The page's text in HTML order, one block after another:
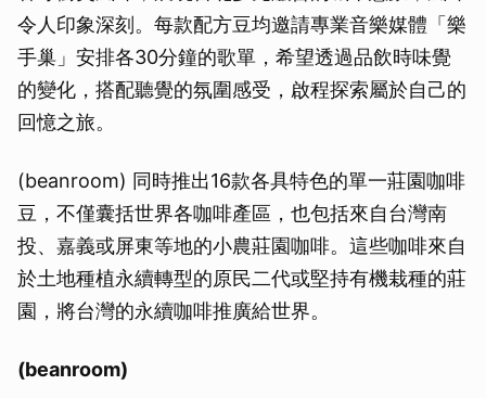
令人印象深刻。每款配方豆均邀請專業音樂媒體「樂
手巢」安排各30分鐘的歌單，希望透過品飲時味覺
的變化，搭配聽覺的氛圍感受，啟程探索屬於自己的
回憶之旅。
(beanroom) 同時推出16款各具特色的單一莊園咖啡
豆，不僅囊括世界各咖啡產區，也包括來自台灣南
投、嘉義或屏東等地的小農莊園咖啡。這些咖啡來自
於土地種植永續轉型的原民二代或堅持有機栽種的莊
園，將台灣的永續咖啡推廣給世界。
(beanroom)